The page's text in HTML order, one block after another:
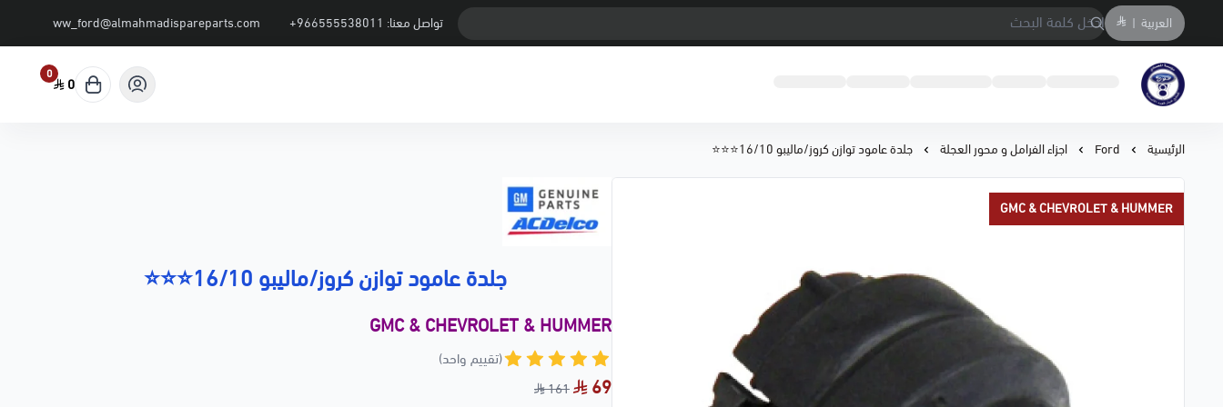
العربية | تواصل معنا: +966555538011
ww_ford@almahmadispareparts.com
متجر المحمادي لقطع السيارات
0
0
الرئيسية Ford اجزاء الفرامل و محور العجلة جلدة عامود توازن كروز/ماليبو 16/10⭐⭐⭐
GMC & CHEVROLET & HUMMER
جلدة عامود توازن كروز/ماليبو 16/10⭐⭐⭐
GMC & CHEVROLET & HUMMER
(تقييم واحد)
69
161